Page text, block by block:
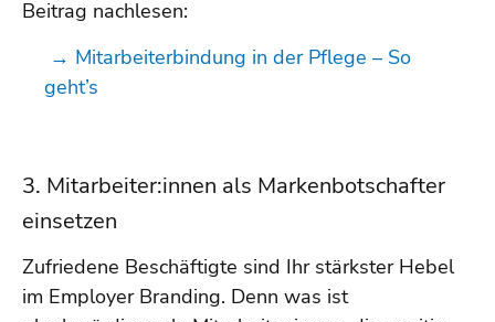
Beitrag nachlesen:
→ Mitarbeiterbindung in der Pflege – So
geht’s
3. Mitarbeiter:innen als Markenbotschafter
einsetzen
Zufriedene Beschäftigte sind Ihr stärkster Hebel
im Employer Branding. Denn was ist